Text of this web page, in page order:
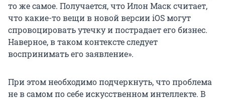
то же самое. Получается, что Илон Маск считает,
что какие-то вещи в новой версии iOS могут
спровоцировать утечку и пострадает его бизнес.
Наверное, в таком контексте следует
воспринимать его заявление».
При этом необходимо подчеркнуть, что проблема
не в самом по себе искусственном интеллекте. В